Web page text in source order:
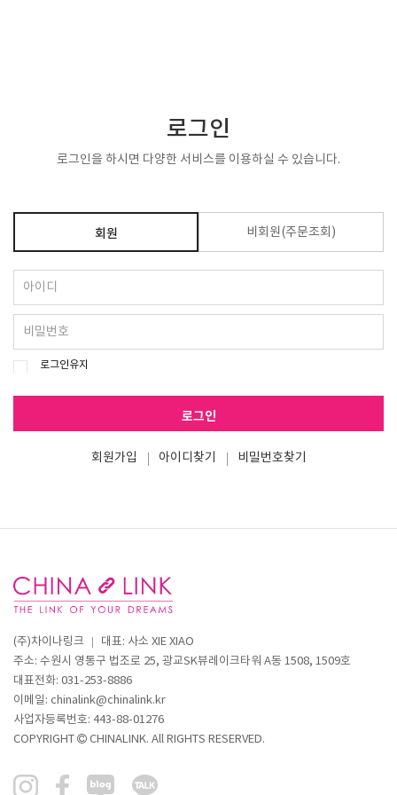
로그인
로그인을 하시면 다양한 서비스를 이용하실 수 있습니다.
회원 비회원(주문조회)
로그인유지
로그인
회원가입 아이디찾기 비밀번호찾기
(주)차이나링크
대표: 사소 XIE XIAO
주소: 수원시 영통구 법조로 25, 광교SK뷰레이크타워 A동 1508, 1509호
대표전화: 031-253-8886
이메일: chinalink@chinalink.kr
사업자등록번호: 443-88-01276
COPYRIGHT
CHINALINK. All RIGHTS RESERVED.